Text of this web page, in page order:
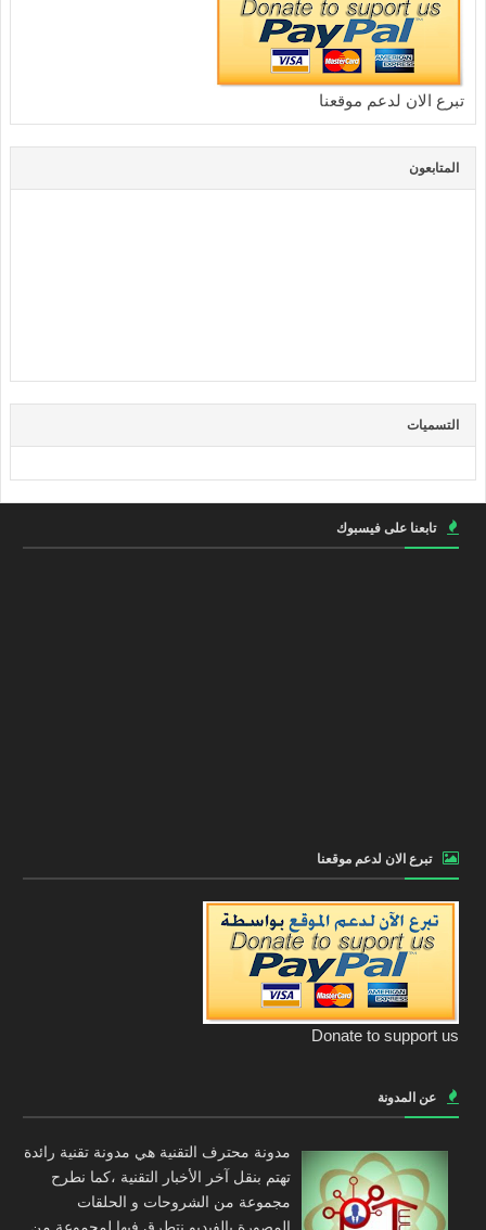
تبرع الان لدعم موقعنا
المتابعون
التسميات
تابعنا على فيسبوك
تبرع الان لدعم موقعنا
Donate to support us
عن المدونة
مدونة محترف التقنية هي مدونة تقنية رائدة
تهتم بنقل آخر الأخبار التقنية ،كما نطرح
مجموعة من الشروحات و الحلقات